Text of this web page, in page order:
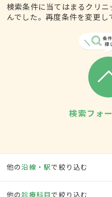
検索条件に当てはまるクリ
んでした。再度条件を変更し
検索フォ
他の沿線・駅で絞り込む
他の 診療科目で絞り込む